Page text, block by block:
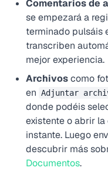
Comentarios de
se empezará a
terminado pulsáis
transcriben
mejor experiencia.
Archivoscomo
en Adjuntar
donde podéis
existente o abrir
instante. Luego
descubrir más
Documentos.